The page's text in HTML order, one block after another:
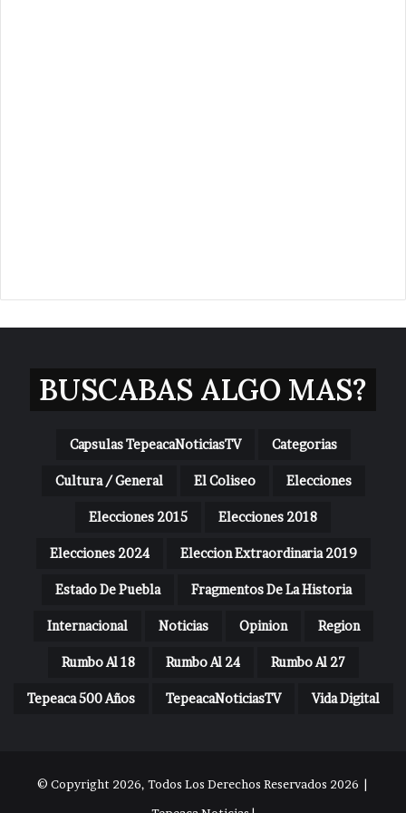
BUSCABAS ALGO MAS?
Capsulas TepeacaNoticiasTV Categorias
Cultura / General El Coliseo Elecciones
Elecciones 2015 Elecciones 2018
Elecciones 2024 Eleccion Extraordinaria 2019
Estado De Puebla Fragmentos De La Historia
Internacional Noticias Opinion Region
Rumbo Al 18 Rumbo Al 24 Rumbo Al 27
Tepeaca 500 Años TepeacaNoticiasTV Vida Digital
© Copyright 2026, Todos Los Derechos Reservados 2026 |